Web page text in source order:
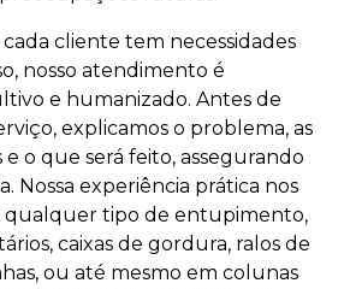
cliente tem necessidades
nosso atendimento é
e humanizado. Antes de
explicamos o problema, as
e o que será feito, assegurando
Nossa experiência prática nos
qualquer tipo de entupimento,
caixas de gordura, ralos de
ou até mesmo em colunas